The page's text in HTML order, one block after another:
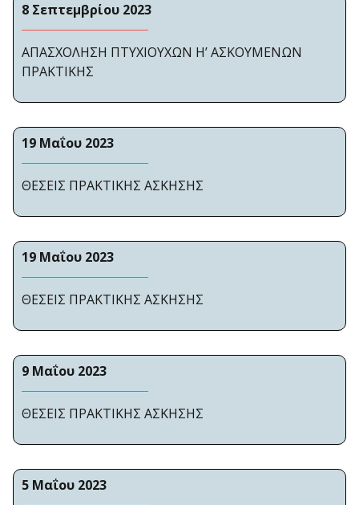
8 Σεπτεμβρίου 2023
ΑΠΑΣΧΟΛΗΣΗ ΠΤΥΧΙΟΥΧΩΝ Η’ ΑΣΚΟΥΜΕΝΩΝ
ΠΡΑΚΤΙΚΗΣ
19 Μαΐου 2023
ΘΕΣΕΙΣ ΠΡΑΚΤΙΚΗΣ ΑΣΚΗΣΗΣ
19 Μαΐου 2023
ΘΕΣΕΙΣ ΠΡΑΚΤΙΚΗΣ ΑΣΚΗΣΗΣ
9 Μαΐου 2023
ΘΕΣΕΙΣ ΠΡΑΚΤΙΚΗΣ ΑΣΚΗΣΗΣ
5 Μαΐου 2023